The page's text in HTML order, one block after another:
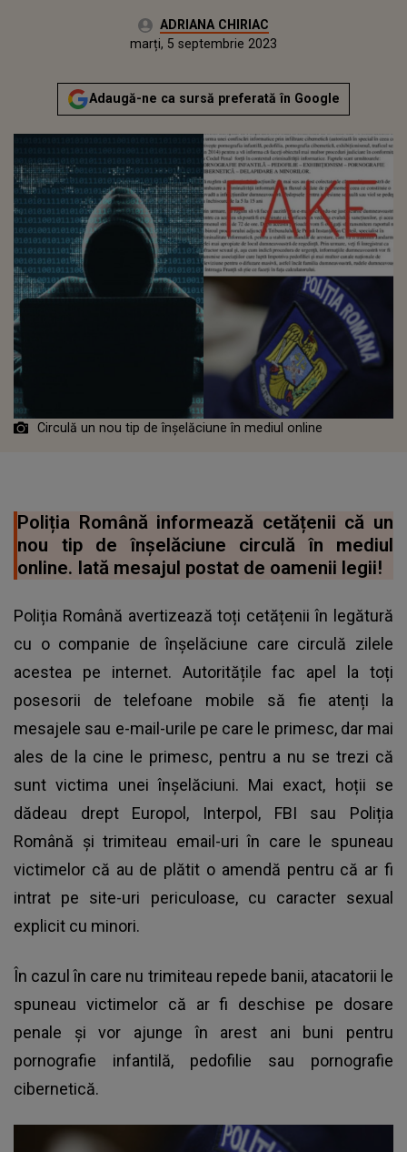
Autor:ADRIANA CHIRIAC
luni, 5 septembrie 2022Actualizat:
marți, 5 septembrie 2023
Adaugă-ne ca sursă preferată în Google
Circulă un nou tip de înșelăciune în mediul online
Poliția Română informează cetățenii că un
nou tip de înșelăciune circulă în mediul
online. Iată mesajul postat de oamenii legii!
Poliția Română avertizează toți cetățenii în legătură
cu o companie de înșelăciune care circulă zilele
acestea pe internet. Autoritățile fac apel la toți
posesorii de telefoane mobile să fie atenți la
mesajele sau e-mail-urile pe care le primesc, dar mai
ales de la cine le primesc, pentru a nu se trezi că
sunt victima unei înșelăciuni. Mai exact, hoții se
dădeau drept Europol, Interpol, FBI sau Poliția
Română și trimiteau email-uri în care le spuneau
victimelor că au de plătit o amendă pentru că ar fi
intrat pe site-uri periculoase, cu caracter sexual
explicit cu minori.
În cazul în care nu trimiteau repede banii, atacatorii le
spuneau victimelor că ar fi deschise pe dosare
penale și vor ajunge în arest ani buni pentru
pornografie infantilă, pedofilie sau pornografie
cibernetică.